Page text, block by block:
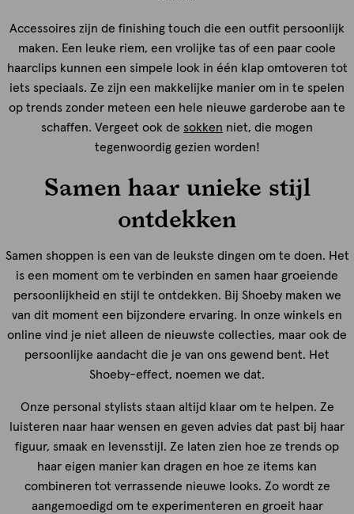
Accessoires zijn de finishing touch die een outfit persoonlijk
maken. Een leuke riem, een vrolijke tas of een paar coole
haarclips kunnen een simpele look in één klap omtoveren tot
iets speciaals. Ze zijn een makkelijke manier om in te spelen
op trends zonder meteen een hele nieuwe garderobe aan te
schaffen. Vergeet ook de sokken niet, die mogen
tegenwoordig gezien worden!
Samen haar unieke stijl
ontdekken
Samen shoppen is een van de leukste dingen om te doen. Het
is een moment om te verbinden en samen haar groeiende
persoonlijkheid en stijl te ontdekken. Bij Shoeby maken we
van dit moment een bijzondere ervaring. In onze winkels en
online vind je niet alleen de nieuwste collecties, maar ook de
persoonlijke aandacht die je van ons gewend bent. Het
Shoeby-effect, noemen we dat.
Onze personal stylists staan altijd klaar om te helpen. Ze
luisteren naar haar wensen en geven advies dat past bij haar
figuur, smaak en levensstijl. Ze laten zien hoe ze trends op
haar eigen manier kan dragen en hoe ze items kan
combineren tot verrassende nieuwe looks. Zo wordt ze
aangemoedigd om te experimenteren en groeit haar